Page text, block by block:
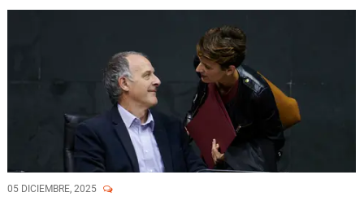
05 DICIEMBRE, 2025